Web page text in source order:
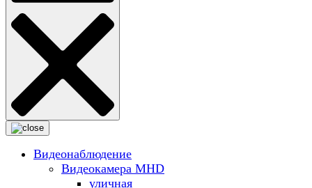
Видеонаблюдение
Видеокамера MНD
уличная